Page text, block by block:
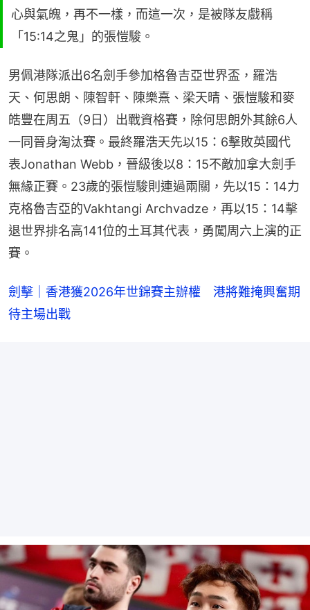
心與氣魄，再不一樣，而這一次，是被隊友戲稱
「15:14之鬼」的張愷駿。
男佩港隊派出6名劍手參加格魯吉亞世界盃，羅浩
天、何思朗、陳智軒、陳樂熹、梁天晴、張愷駿和麥
皓豐在周五（9日）出戰資格賽，除何思朗外其餘6人
一同晉身淘汰賽。最終羅浩天先以15：6擊敗英國代
表Jonathan Webb，晉級後以8：15不敵加拿大劍手
無緣正賽。23歲的張愷駿則連過兩關，先以15：14力
克格魯吉亞的Vakhtangi Archvadze，再以15：14擊
退世界排名高141位的土耳其代表，勇闖周六上演的正
賽。
劍擊｜香港獲2026年世錦賽主辦權　港將難掩興奮期
待主場出戰